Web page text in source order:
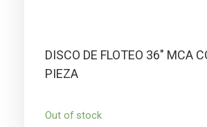
DISCO DE FLOTEO 36″ MCA
PIEZA
Out of stock